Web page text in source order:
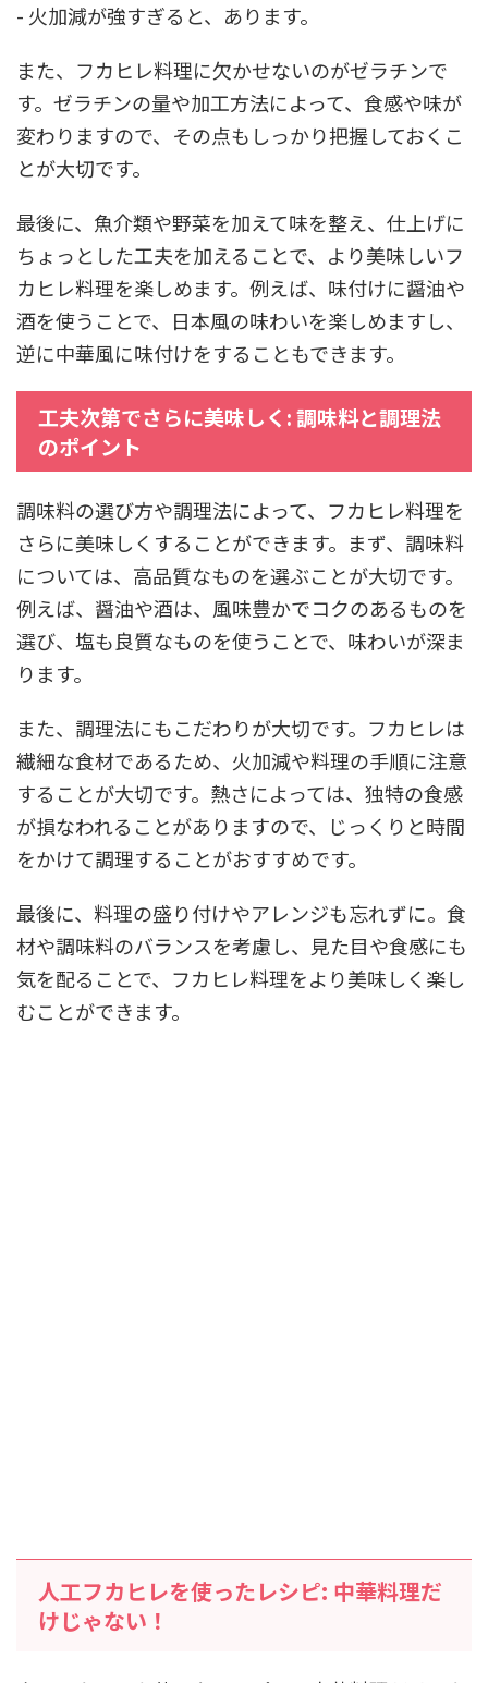
- 火加減が強すぎると、あります。
また、フカヒレ料理に欠かせないのがゼラチンで
す。ゼラチンの量や加工方法によって、食感や味が
変わりますので、その点もしっかり把握しておくこ
とが大切です。
最後に、魚介類や野菜を加えて味を整え、仕上げに
ちょっとした工夫を加えることで、より美味しいフ
カヒレ料理を楽しめます。例えば、味付けに醤油や
酒を使うことで、日本風の味わいを楽しめますし、
逆に中華風に味付けをすることもできます。
工夫次第でさらに美味しく: 調味料と調理法
のポイント
調味料の選び方や調理法によって、フカヒレ料理を
さらに美味しくすることができます。まず、調味料
については、高品質なものを選ぶことが大切です。
例えば、醤油や酒は、風味豊かでコクのあるものを
選び、塩も良質なものを使うことで、味わいが深ま
ります。
また、調理法にもこだわりが大切です。フカヒレは
繊細な食材であるため、火加減や料理の手順に注意
することが大切です。熱さによっては、独特の食感
が損なわれることがありますので、じっくりと時間
をかけて調理することがおすすめです。
最後に、料理の盛り付けやアレンジも忘れずに。食
材や調味料のバランスを考慮し、見た目や食感にも
気を配ることで、フカヒレ料理をより美味しく楽し
むことができます。
人工フカヒレを使ったレシピ: 中華料理だ
けじゃない！